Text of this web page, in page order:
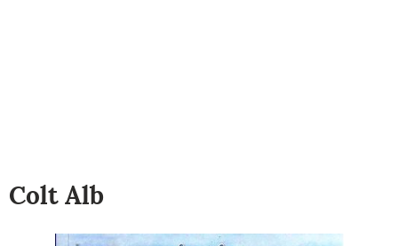
Colt Alb